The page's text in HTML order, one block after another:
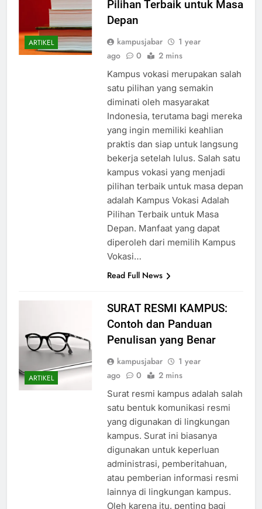
ARTIKEL
Pilihan Terbaik untuk Masa
Depan
kampusjabar
1 year
Kampus vokasi merupakan salah
satu pilihan yang semakin
diminati oleh masyarakat
Indonesia, terutama bagi mereka
yang ingin memiliki keahlian
praktis dan siap untuk langsung
bekerja setelah lulus. Salah satu
kampus vokasi yang menjadi
pilihan terbaik untuk masa depan
adalah Kampus Vokasi Adalah
Pilihan Terbaik untuk Masa
Depan. Manfaat yang dapat
diperoleh dari memilih Kampus
ARTIKEL
SURAT RESMI KAMPUS:
Contoh dan Panduan
Penulisan yang Benar
kampusjabar
1 year
Surat resmi kampus adalah salah
satu bentuk komunikasi resmi
yang digunakan di lingkungan
kampus. Surat ini biasanya
digunakan untuk keperluan
administrasi, pemberitahuan,
atau pemberian informasi resmi
lainnya di lingkungan kampus.